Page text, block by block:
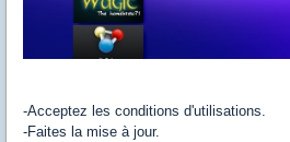
-Acceptez les conditions d'utilisations.
-Faites la mise à jour.